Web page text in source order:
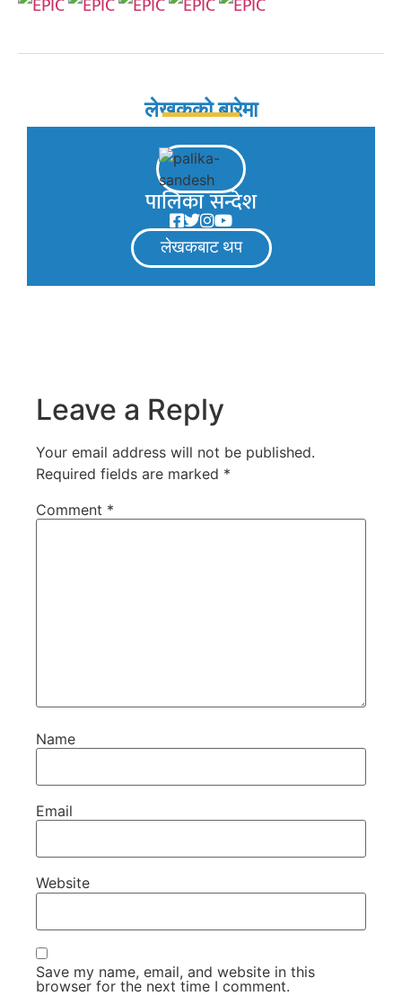
लेखकको बारेमा
पालिका सन्देश
लेखकबाट थप
Leave a Reply
Your email address will not be published.
Required fields are marked *
Comment *
Name
Email
Website
Save my name, email, and website in this
browser for the next time I comment.